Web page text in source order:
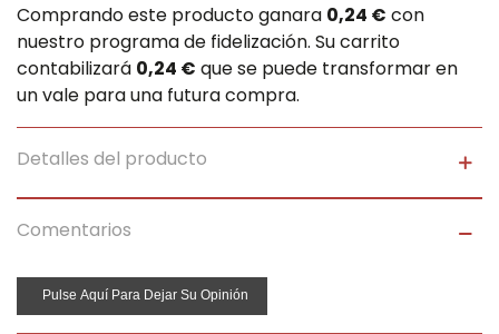
Comprando este producto ganara 0,24 € con
nuestro programa de fidelización. Su carrito
contabilizará 0,24 € que se puede transformar en
un vale para una futura compra.
Detalles del producto
Comentarios
Pulse Aquí Para Dejar Su Opinión